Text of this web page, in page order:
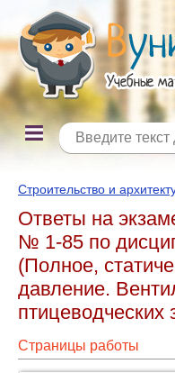
Строительство и
Ответы на
№ 1-85 по
(Полное,
давление.
птицеводческих
Страницы работы